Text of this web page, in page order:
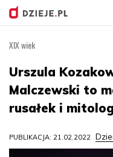
XIX wiek
Urszula
Malczewski to
rusałek i
PUBLIKACJA: 21.02.2022